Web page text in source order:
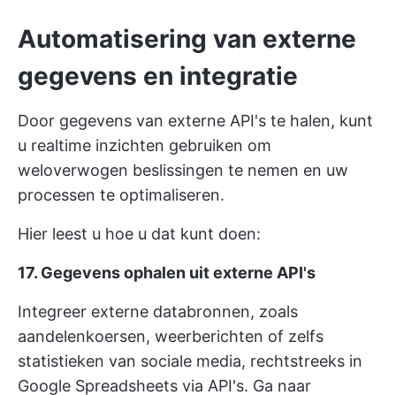
Automatisering van externe
gegevens en integratie
Door gegevens van externe API's te halen, kunt
u realtime inzichten gebruiken om
weloverwogen beslissingen te nemen en uw
processen te optimaliseren.
Hier leest u hoe u dat kunt doen:
17. Gegevens ophalen uit externe API's
Integreer externe databronnen, zoals
aandelenkoersen, weerberichten of zelfs
statistieken van sociale media, rechtstreeks in
Google Spreadsheets via API's. Ga naar